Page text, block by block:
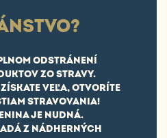
ODSTRÁNENÍ
ZO STRAVY.
VEĽA, OTVORÍTE
STRAVOVANIA!
JE NUDNÁ.
Z NÁDHERNÝCH